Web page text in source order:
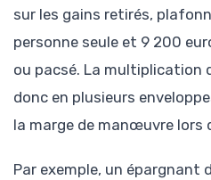
sur les gains retirés,
personne seule et 9 200
ou pacsé. La
donc en plusieurs
la marge de manœuvre lors
Par exemple, un